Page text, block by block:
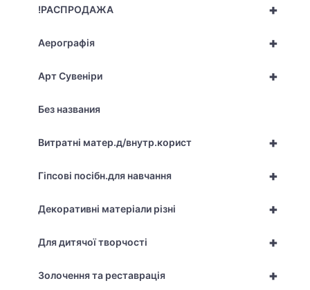
+
!РАСПРОДАЖА
+
Аерографія
+
Арт Сувеніри
Без названия
+
Витратні матер.д/внутр.корист
+
Гіпсові посібн.для навчання
+
Декоративні матеріали різні
+
Для дитячої творчості
+
Золочення та реставрація